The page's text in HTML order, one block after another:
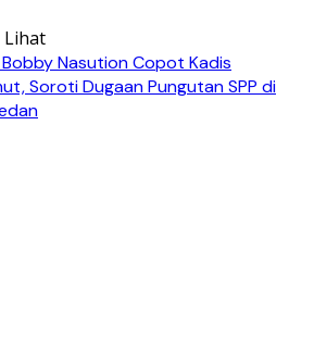
Lihat
Bobby Nasution Copot Kadis
Soroti Dugaan Pungutan SPP di